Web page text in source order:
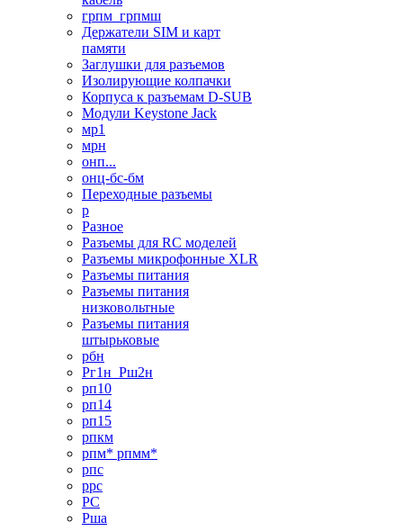
грпм_грпмш
Держатели SIM и карт
памяти
Заглушки для разъемов
Изолирующие колпачки
Корпуса к разъемам D-SUB
Модули Keystone Jack
мр1
мрн
онп...
онц-бс-бм
Переходные разъемы
р
Разное
Разъемы для RC моделей
Разъемы микрофонные XLR
Разъемы питания
Разъемы питания
низковольтные
Разъемы питания
штырьковые
рбн
Рг1н_Рш2н
рп10
рп14
рп15
рпкм
рпм* рпмм*
рпс
ррс
РС
Рша